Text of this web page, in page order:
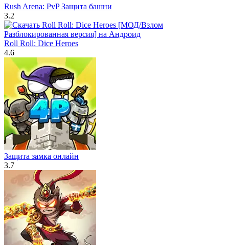
Rush Arena: PvP Защита башни
3.2
Roll Roll: Dice Heroes
4.6
Защита замка онлайн
3.7